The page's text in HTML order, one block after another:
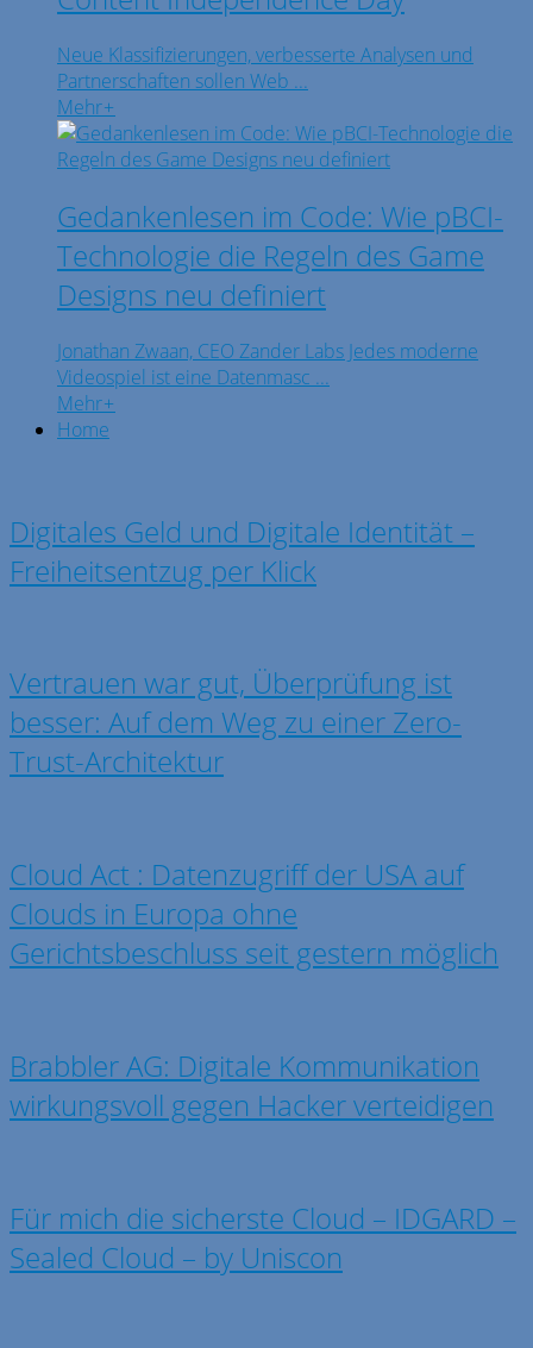
Neue Klassifizierungen, verbesserte Analysen und
Partnerschaften sollen Web ...
Mehr+
Gedankenlesen im Code: Wie pBCI-
Technologie die Regeln des Game
Designs neu definiert
Jonathan Zwaan, CEO Zander Labs Jedes moderne
Videospiel ist eine Datenmasc ...
Mehr+
Home
Digitales Geld und Digitale Identität –
Freiheitsentzug per Klick
Vertrauen war gut, Überprüfung ist
besser: Auf dem Weg zu einer Zero-
Trust-Architektur
Cloud Act : Datenzugriff der USA auf
Clouds in Europa ohne
Gerichtsbeschluss seit gestern möglich
Brabbler AG: Digitale Kommunikation
wirkungsvoll gegen Hacker verteidigen
Für mich die sicherste Cloud – IDGARD –
Sealed Cloud – by Uniscon